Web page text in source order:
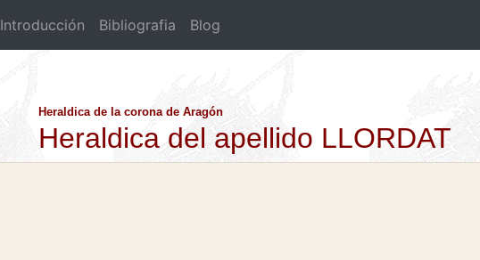
Introducción Bibliografia Blog
Heraldica de la corona de Aragón
Heraldica del apellido LLORDAT